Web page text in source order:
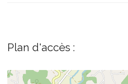
Plan d'accès :